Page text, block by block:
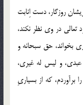
روزگار، دست اِنابت
تعالي در وي نظر نكند،
بخواند، حق سبحانه و
عبدي، و ليس له غيري،
كه از بسياريِ